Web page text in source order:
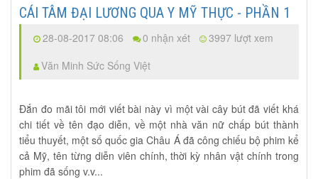
CÁI TÂM ĐẠI LƯƠNG QUA Y MỸ THỰC - PHẦN 1
28-08-2017 08:06 0 nhận xét
3997 lượt xem
Văn Minh Sức Sống Việt
Đắn đo mãi tôi mới viết bài này vì một vài cây bút đã viết khá
chi tiết về tên đạo diễn, về một nhà văn nữ chấp bút thành
tiểu thuyết, một số quốc gia Châu Á đã công chiếu bộ phim kể
cả Mỹ, tên từng diễn viên chính, thời kỳ nhân vật chính trong
phim đã sống v.v...